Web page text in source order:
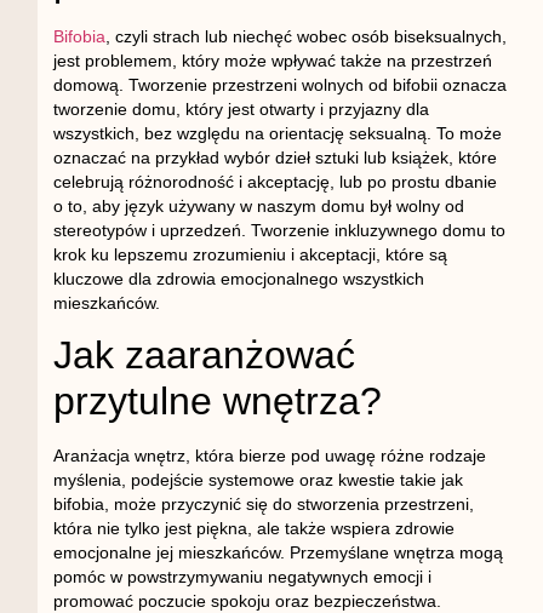
Bifobia , czyli strach lub niechęć wobec osób biseksualnych,
jest problemem, który może wpływać także na przestrzeń
domową. Tworzenie przestrzeni wolnych od bifobii oznacza
tworzenie domu, który jest otwarty i przyjazny dla
wszystkich, bez względu na orientację seksualną. To może
oznaczać na przykład wybór dzieł sztuki lub książek, które
celebrują różnorodność i akceptację, lub po prostu dbanie
o to, aby język używany w naszym domu był wolny od
stereotypów i uprzedzeń. Tworzenie inkluzywnego domu to
krok ku lepszemu zrozumieniu i akceptacji, które są
kluczowe dla zdrowia emocjonalnego wszystkich
mieszkańców.
Jak zaaranżować
przytulne wnętrza?
Aranżacja wnętrz, która bierze pod uwagę różne rodzaje
myślenia, podejście systemowe oraz kwestie takie jak
bifobia, może przyczynić się do stworzenia przestrzeni,
która nie tylko jest piękna, ale także wspiera zdrowie
emocjonalne jej mieszkańców. Przemyślane wnętrza mogą
pomóc w powstrzymywaniu negatywnych emocji i
promować poczucie spokoju oraz bezpieczeństwa.